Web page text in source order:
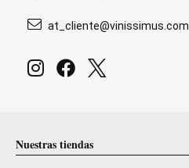
at_cliente@vinissimus.com
Nuestras tiendas